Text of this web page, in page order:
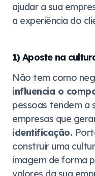
ajudar a sua
a experiência do
1) Aposte na
Não tem como
influencia o
pessoas tendem a
empresas que
identificação.
construir uma
imagem de forma